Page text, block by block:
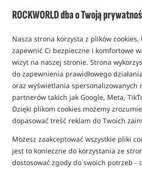
ROCKWORLD dba o Twoją
Nasza strona korzysta z plików
zapewnić Ci bezpieczne i komfortowe
wizyt na naszej stronie. Strona
do zapewnienia prawidłowego
oraz wyświetlania spersonalizowanych
partnerów takich jak Google, Meta,
Dzięki plikom cookies możemy
dopasować treść reklam do Twoich
Możesz zaakceptować wszystkie pliki
jest to konieczne do korzystania ze
dostosować zgody do swoich potrzeb -
montowany na nogę / Preston
Promocja